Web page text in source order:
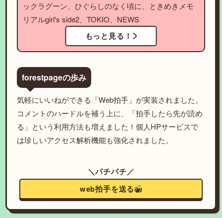
ックラグーン、ひぐらしのなく頃に、ときめきメモ
リアルgirl's side2、TOKIO、NEWS
もっと見る！
forestpageの歩み
気軽にいいねができる「Web拍手」が実装されました。
コメントのハードルを補う上に、「拍手したら先が読め
る」という利用方法も増えました！個人HPサービスで
は珍しいアクセス解析機能も強化されました。
＼パチパチ／
web拍手を送る